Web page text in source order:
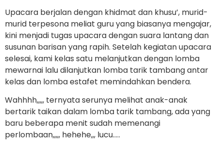
Upacara berjalan dengan khidmat dan khusu’, murid-
murid terpesona meliat guru yang biasanya mengajar,
kini menjadi tugas upacara dengan suara lantang dan
susunan barisan yang rapih. Setelah kegiatan upacara
selesai, kami kelas satu melanjutkan dengan lomba
mewarnai lalu dilanjutkan lomba tarik tambang antar
kelas dan lomba estafet memindahkan bendera.
Wahhhh,,,,, ternyata serunya melihat anak-anak
bertarik taikan dalam lomba tarik tambang, ada yang
baru beberapa menit sudah memenangi
perlombaan,,,,, hehehe,,, lucu…..